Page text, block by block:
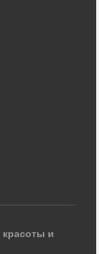
красоты и